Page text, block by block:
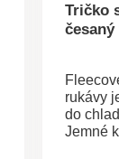
Tričko
česaný
rukávy
do
Jemné